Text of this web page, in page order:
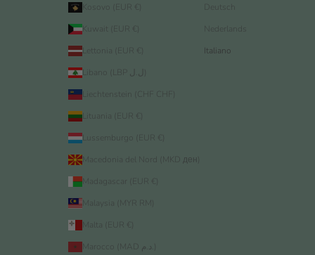
Kuwait (EUR €)
Lettonia (EUR €)
Liechtenstein (CHF CHF)
Lituania (EUR €)
Lussemburgo (EUR €)
Macedonia del Nord (MKD ден)
Madagascar (EUR €)
Malaysia (MYR RM)
Malta (EUR €)
Deutsch
Nederlands
Italiano